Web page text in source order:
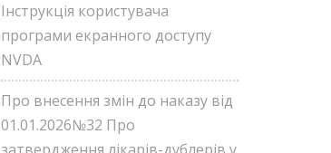
Інструкція користувача
програми екранного доступу
NVDA
Про внесення змін до наказу від
01.01.2026№32 Про